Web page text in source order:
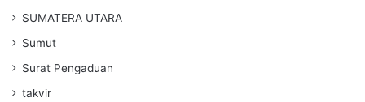
SUMATERA UTARA
Sumut
Surat Pengaduan
takvir